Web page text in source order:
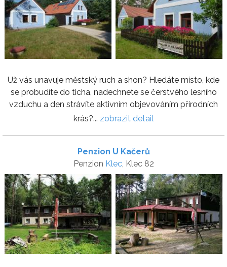
Už vás unavuje městský ruch a shon? Hledáte místo, kde
se probudíte do ticha, nadechnete se čerstvého lesního
vzduchu a den strávíte aktivním objevováním přírodních
krás?... zobrazit detail
Penzion U Kačerů
Penzion Klec, Klec 82